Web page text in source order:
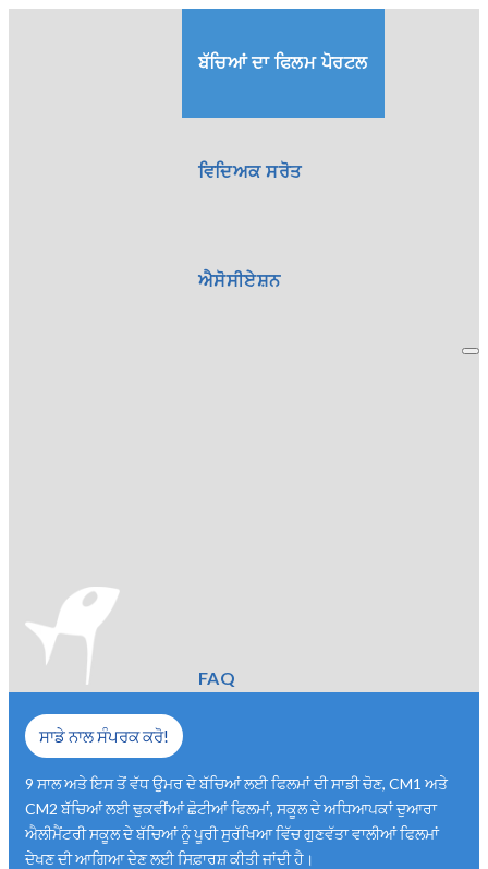
ਬੱਚਿਆਂ ਦਾ ਫਿਲਮ ਪੋਰਟਲ
ਵਿਦਿਅਕ ਸਰੋਤ
ਐਸੋਸੀਏਸ਼ਨ
FAQ
ਸਾਡੇ ਨਾਲ ਸੰਪਰਕ ਕਰੋ!
9 ਸਾਲ ਅਤੇ ਇਸ ਤੋਂ ਵੱਧ ਉਮਰ ਦੇ ਬੱਚਿਆਂ ਲਈ ਫਿਲਮਾਂ ਦੀ ਸਾਡੀ ਚੋਣ, CM1 ਅਤੇ
CM2 ਬੱਚਿਆਂ ਲਈ ਢੁਕਵੀਂਆਂ ਛੋਟੀਆਂ ਫਿਲਮਾਂ, ਸਕੂਲ ਦੇ ਅਧਿਆਪਕਾਂ ਦੁਆਰਾ
ਐਲੀਮੈਂਟਰੀ ਸਕੂਲ ਦੇ ਬੱਚਿਆਂ ਨੂੰ ਪੂਰੀ ਸੁਰੱਖਿਆ ਵਿੱਚ ਗੁਣਵੱਤਾ ਵਾਲੀਆਂ ਫਿਲਮਾਂ
ਦੇਖਣ ਦੀ ਆਗਿਆ ਦੇਣ ਲਈ ਸਿਫ਼ਾਰਸ਼ ਕੀਤੀ ਜਾਂਦੀ ਹੈ।